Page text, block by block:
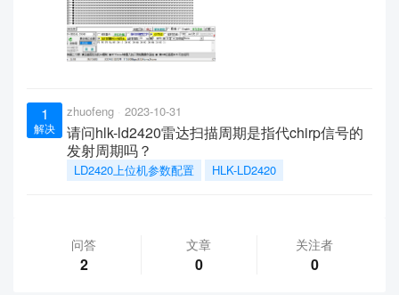
1
解决
zhuofeng 2023-10-31
请问hlk-ld2420雷达扫描周期是指代chirp信号的
发射周期吗？
LD2420上位机参数配置 HLK-LD2420
问答
2
文章
0
关注者
0